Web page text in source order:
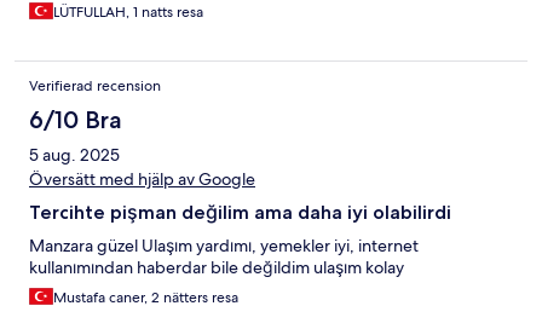
LÜTFULLAH, 1 natts resa
Verifierad recension
6/10 Bra
5 aug. 2025
Översätt med hjälp av Google
Tercihte pişman değilim ama daha iyi olabilirdi
Manzara güzel Ulaşım yardımı, yemekler iyi, internet
kullanımından haberdar bile değildim ulaşım kolay
Mustafa caner, 2 nätters resa